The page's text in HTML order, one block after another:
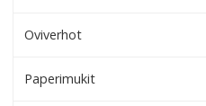
Oviverhot
Paperimukit